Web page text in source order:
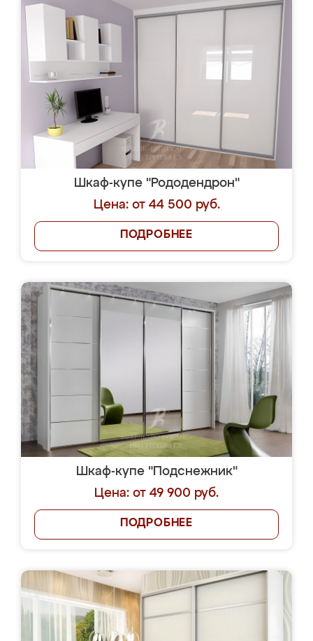
Шкаф-купе "Рододендрон"
Цена: от 44 500 руб.
ПОДРОБНЕЕ
Шкаф-купе "Подснежник"
Цена: от 49 900 руб.
ПОДРОБНЕЕ